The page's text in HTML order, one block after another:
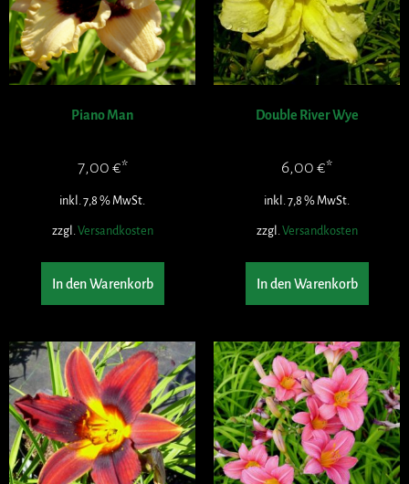
Piano Man
7,00 €
inkl. 7,8 % MwSt.
zzgl. Versandkosten
In den Warenkorb
Double River Wye
6,00 €
inkl. 7,8 % MwSt.
zzgl. Versandkosten
In den Warenkorb